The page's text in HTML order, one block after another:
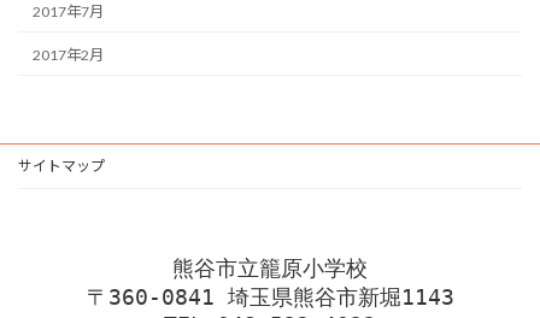
2017年7月
2017年2月
サイトマップ
熊谷市立籠原小学校
〒360-0841 埼玉県熊谷市新堀1143